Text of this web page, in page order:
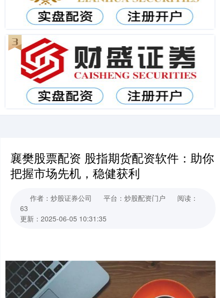
襄樊股票配资 股指期货配资软件：助你
把握市场先机，稳健获利
作者：炒股证券公司 平台：炒股配资门户
阅读：
63
更新：2025-06-05 10:31:35